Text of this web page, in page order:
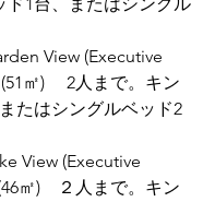
View (Executive
㎡)　 2人まで。キン
たはシングルベッド2
View (Executive
㎡)　２人まで。キン